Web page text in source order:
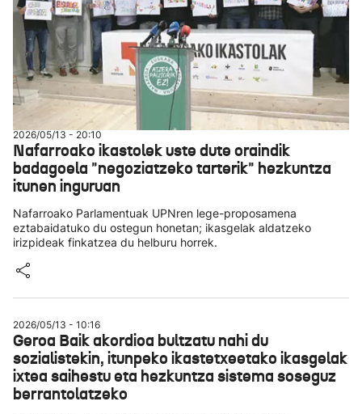
2026/05/13 - 20:10
Nafarroako ikastolek uste dute oraindik
badagoela "negoziatzeko tarterik" hezkuntza
itunen inguruan
Nafarroako Parlamentuak UPNren lege-proposamena
eztabaidatuko du ostegun honetan; ikasgelak aldatzeko
irizpideak finkatzea du helburu horrek.
2026/05/13 - 10:16
Geroa Baik akordioa bultzatu nahi du
sozialistekin, itunpeko ikastetxeetako ikasgelak
ixtea saihestu eta hezkuntza sistema soseguz
berrantolatzeko